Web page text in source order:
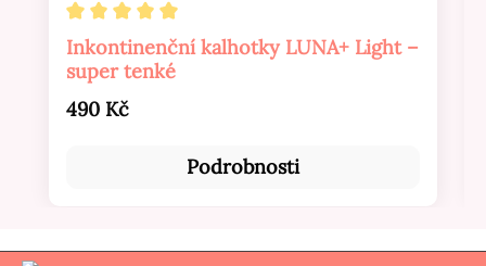
Průměrné hodnocení 5 z 5 hvězd
Inkontinenční kalhotky LUNA+ Light –
super tenké
Běžná cena:
490 Kč
Podrobnosti